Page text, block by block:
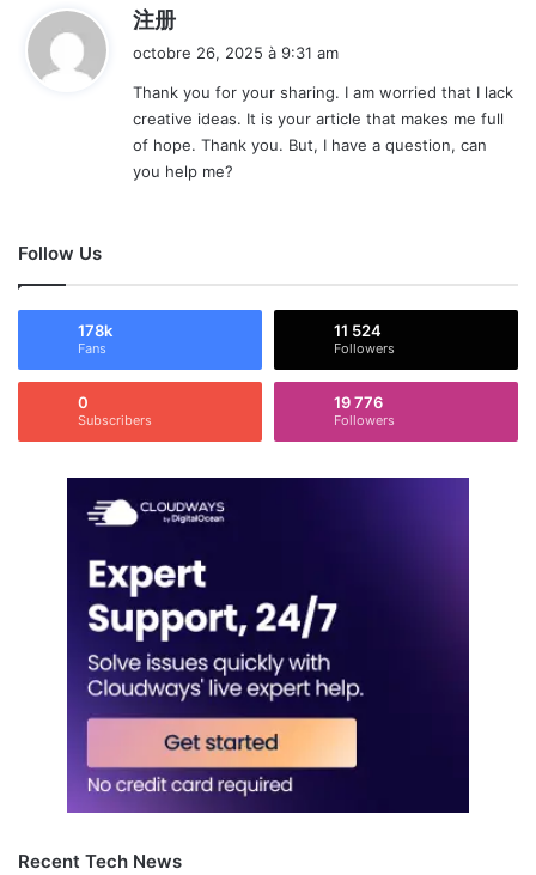
注册
:
octobre 26, 2025 à 9:31 am
Thank you for your sharing. I am worried that I lack
creative ideas. It is your article that makes me full
of hope. Thank you. But, I have a question, can
you help me?
Follow Us
178k
Fans
11 524
Followers
0
Subscribers
19 776
Followers
Recent Tech News